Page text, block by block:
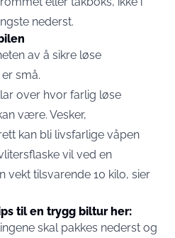
nederst.
av å sikre løse
små.
over hvor farlig løse
være. Vesker,
kan bli livsfarlige våpen
vil ved en
vekt tilsvarende 10 kilo, sier
til en trygg biltur her:
skal pakkes nederst og